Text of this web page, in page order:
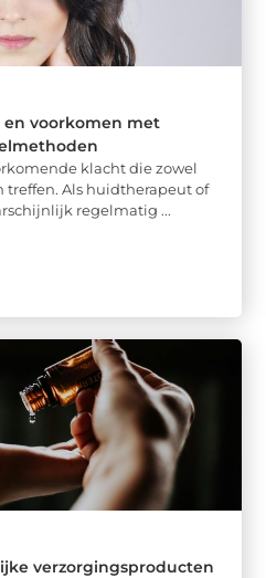
voorkomen met
klacht die zowel
treffen. Als huidtherapeut of
regelmatig ...
verzorgingsproducten